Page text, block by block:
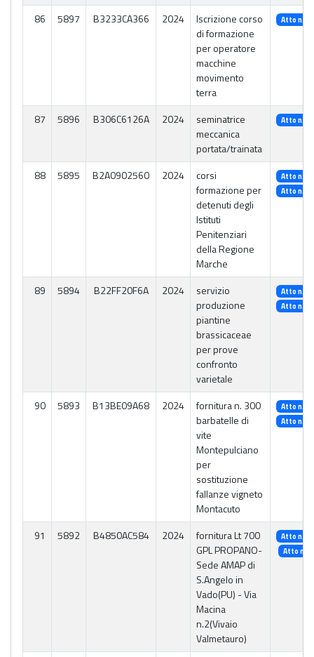
86 5897 B3233CA366 2024
Iscrizione corso
di formazione
per operatore
macchine
movimento
terra
Atto n.
87 5896 B306C6126A 2024
seminatrice
meccanica
portata/trainata
Atto n.
88 5895 B2A0902560 2024
corsi
formazione per
detenuti degli
Istituti
Penitenziari
della Regione
Marche
Atto n.
Atto n.
89 5894 B22FF20F6A 2024
servizio
produzione
piantine
brassicaceae
per prove
confronto
varietale
Atto n.
Atto n.
90 5893 B13BE09A68 2024
fornitura n. 300
barbatelle di
vite
Montepulciano
per
sostituzione
fallanze vigneto
Montacuto
Atto n.
Atto n.
91 5892 B4850AC584 2024
fornitura Lt 700
GPL PROPANO-
Sede AMAP di
S.Angelo in
Vado(PU) - Via
Macina
n.2(Vivaio
Valmetauro)
Atto n.
Atto n.